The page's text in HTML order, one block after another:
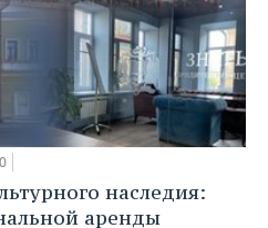
наследия:
аренды